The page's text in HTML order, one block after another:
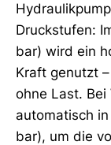
Druckstufen:
bar) wird ein
Kraft genutzt
ohne Last.
automatisch
bar), um die